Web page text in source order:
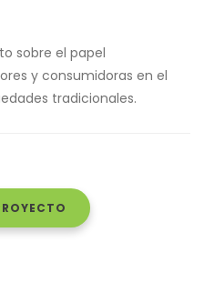
sobre el papel
y consumidoras en el
tradicionales.